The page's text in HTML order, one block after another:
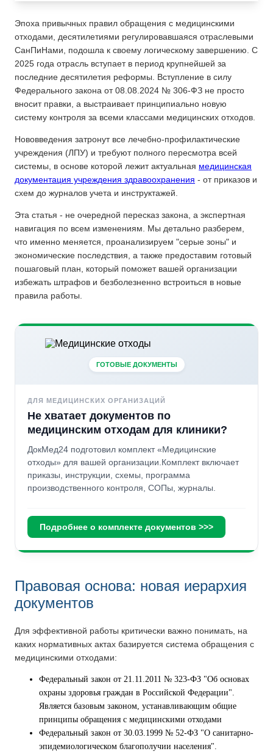
Эпоха привычных правил обращения с медицинскими
отходами, десятилетиями регулировавшаяся отраслевыми
СанПиНами, подошла к своему логическому завершению. С
2025 года отрасль вступает в период крупнейшей за
последние десятилетия реформы. Вступление в силу
Федерального закона от 08.08.2024 № 306-ФЗ не просто
вносит правки, а выстраивает принципиально новую
систему контроля за всеми классами медицинских отходов.
Нововведения затронут все лечебно-профилактические
учреждения (ЛПУ) и требуют полного пересмотра всей
системы, в основе которой лежит актуальная медицинская
документация учреждения здравоохранения - от приказов и
схем до журналов учета и инструктажей.
Эта статья - не очередной пересказ закона, а экспертная
навигация по всем изменениям. Мы детально разберем,
что именно меняется, проанализируем "серые зоны" и
экономические последствия, а также предоставим готовый
пошаговый план, который поможет вашей организации
избежать штрафов и безболезненно встроиться в новые
правила работы.
ГОТОВЫЕ ДОКУМЕНТЫ
ДЛЯ МЕДИЦИНСКИХ ОРГАНИЗАЦИЙ
Не хватает документов по
медицинским отходам для клиники?
ДокМед24 подготовил комплект «Медицинские
отходы» для вашей организации.Комплект включает
приказы, инструкции, схемы, программа
производственного контроля, СОПы, журналы.
Подробнее о комплекте документов >>>
Правовая основа: новая иерархия
документов
Для эффективной работы критически важно понимать, на
каких нормативных актах базируется система обращения с
медицинскими отходами:
Федеральный закон от 21.11.2011 № 323-ФЗ "Об основах
охраны здоровья граждан в Российской Федерации".
Является базовым законом, устанавливающим общие
принципы обращения с медицинскими отходами
Федеральный закон от 30.03.1999 № 52-ФЗ "О санитарно-
эпидемиологическом благополучии населения".